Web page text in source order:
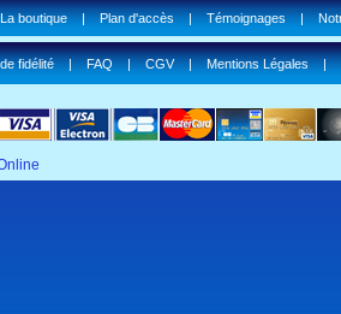
La boutique|Plan d'accès|Témoignages|
fidélité|FAQ|CGV|Mentions Légales|